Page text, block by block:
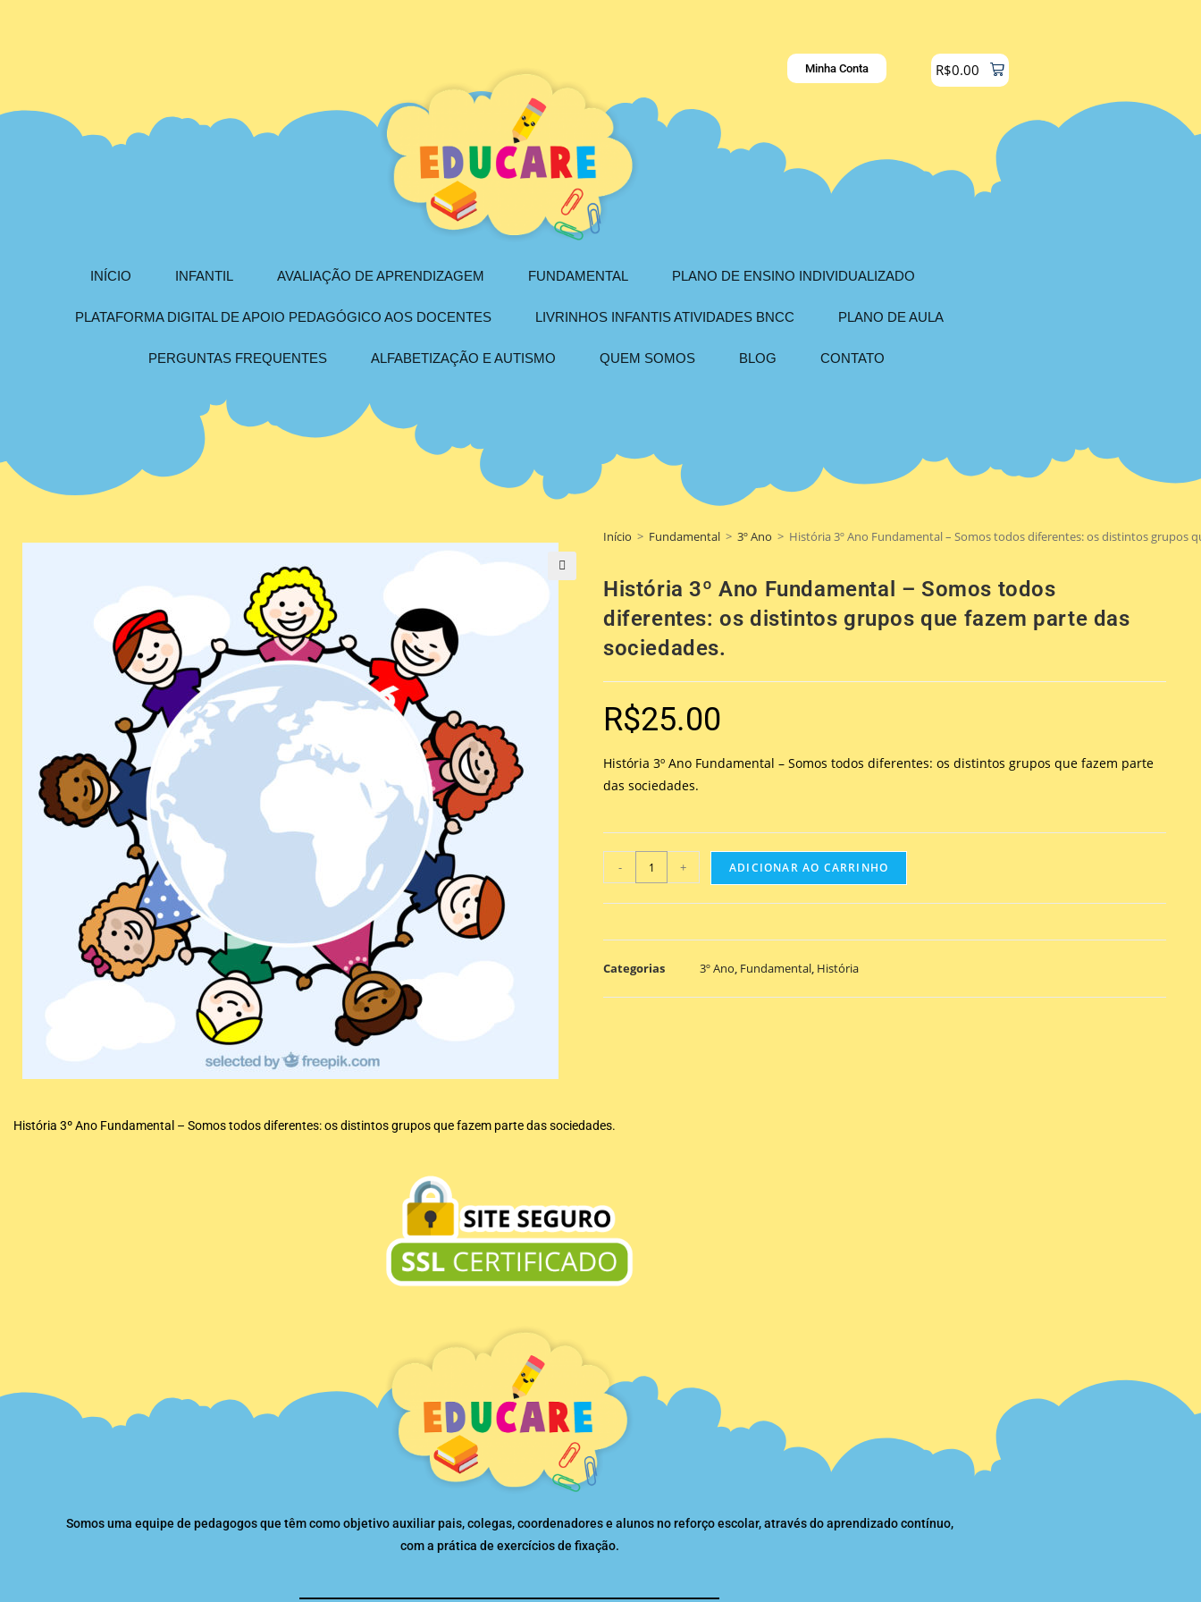
Minha Conta R$0.00
INÍCIO INFANTIL AVALIAÇÃO DE APRENDIZAGEM FUNDAMENTAL PLANO DE ENSINO INDIVIDUALIZADO
PLATAFORMA DIGITAL DE APOIO PEDAGÓGICO AOS DOCENTES LIVRINHOS INFANTIS ATIVIDADES BNCC PLANO DE AULA
PERGUNTAS FREQUENTES ALFABETIZAÇÃO E AUTISMO QUEM SOMOS BLOG CONTATO
Início > Fundamental > 3º Ano > História 3º Ano Fundamental – Somos todos diferentes: os distintos grupos
História 3º Ano Fundamental – Somos todos
diferentes: os distintos grupos que fazem parte das
sociedades.
R$25.00
História 3º Ano Fundamental – Somos todos diferentes: os distintos grupos que fazem parte
das sociedades.
- + ADICIONAR AO CARRINHO
Categorias 3º Ano, Fundamental, História
História 3º Ano Fundamental – Somos todos diferentes: os distintos grupos que fazem parte das sociedades.
Somos uma equipe de pedagogos que têm como objetivo auxiliar pais, colegas, coordenadores e alunos no reforço escolar, através do aprendizado contínuo,
com a prática de exercícios de fixação.